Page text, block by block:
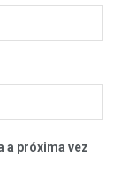
a próxima vez